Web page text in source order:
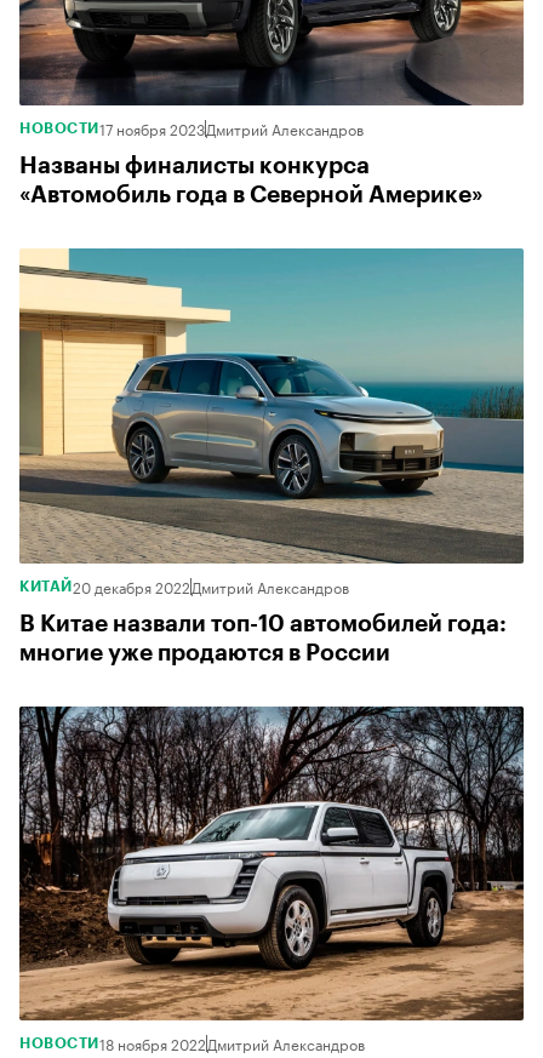
НОВОСТИ 17 ноября 2023Дмитрий Александров
Названы финалисты конкурса
«Автомобиль года в Северной Америке»
КИТАЙ 20 декабря 2022Дмитрий Александров
В Китае назвали топ-10 автомобилей года:
многие уже продаются в России
НОВОСТИ 18 ноября 2022Дмитрий Александров